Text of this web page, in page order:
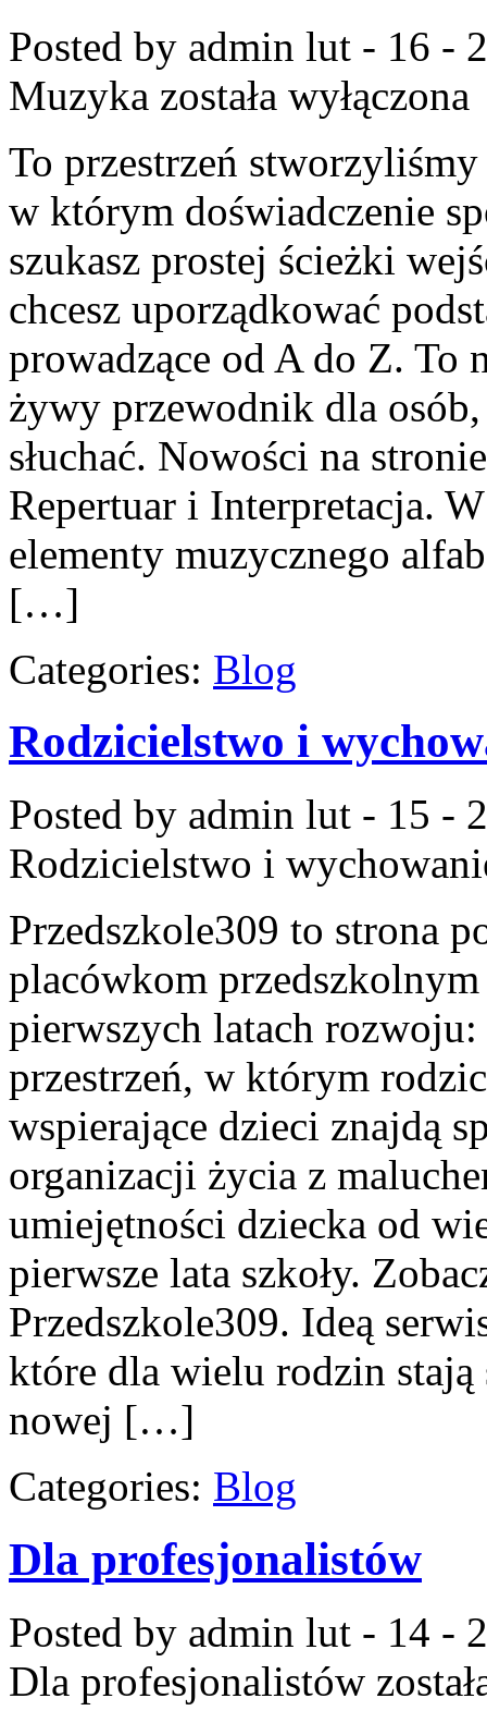
Posted by admin lut - 16 -
Muzyka została wyłączona
To przestrzeń
w którym doświadczenie
szukasz prostej ścieżki
chcesz uporządkować
prowadzące od A do Z.
żywy przewodnik dla
słuchać. Nowości na
Repertuar i Interpretacja.
elementy muzycznego
[…]
Categories: Blog
Rodzicielstwo i
Posted by admin lut - 15 -
Rodzicielstwo i
Przedszkole309 to strona
placówkom
pierwszych latach
przestrzeń, w którym
wspierające dzieci znajdą
organizacji życia z
umiejętności dziecka od
pierwsze lata szkoły.
Przedszkole309. Ideą
które dla wielu rodzin stają
nowej […]
Categories: Blog
Dla profesjonalistów
Posted by admin lut - 14 -
Dla profesjonalistów